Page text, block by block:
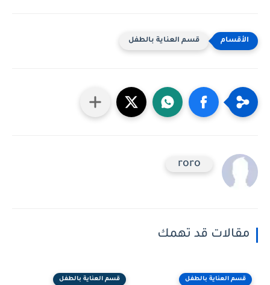
قسم العناية بالطفل
roro
مقالات قد تهمك
قسم العناية بالطفل قسم العناية بالطفل